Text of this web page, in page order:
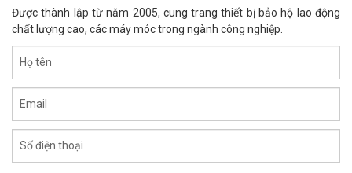
Được thành lập từ năm 2005, cung trang thiết bị bảo hộ lao động
chất lượng cao, các máy móc trong ngành công nghiệp.
Họ tên
Email
Số điện thoại